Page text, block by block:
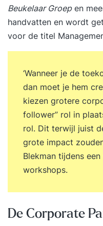
Beukelaar Groepen
handvatten en wordt
voor de titel
‘Wanneer je de
dan moet je hem
kiezen grotere
follower” rol in
rol. Dit terwijl juist
grote impact
Blekman tijdens
workshops.
De Corporate